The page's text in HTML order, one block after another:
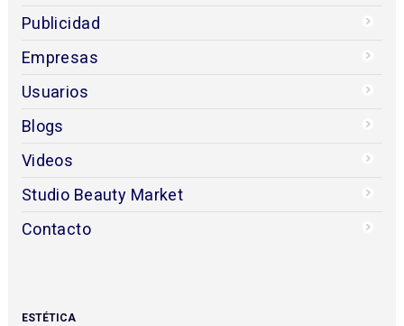
Publicidad
Empresas
Usuarios
Blogs
Videos
Studio Beauty Market
Contacto
ESTÉTICA